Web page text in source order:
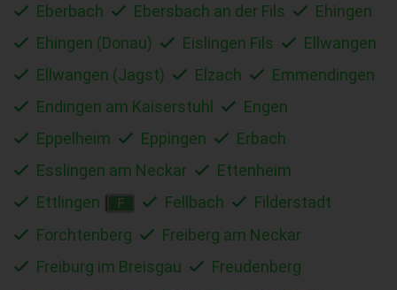
Eberbach Ebersbach an der Fils
Ehingen
Ehingen (Donau)
Eislingen Fils
Ellwangen
Ellwangen (Jagst)
Elzach
Emmendingen
Endingen am Kaiserstuhl
Engen
Eppelheim
Eppingen
Erbach
Esslingen am Neckar
Ettenheim
Ettlingen
F Fellbach
Filderstadt
Forchtenberg
Freiberg am Neckar
Freiburg im Breisgau
Freudenberg